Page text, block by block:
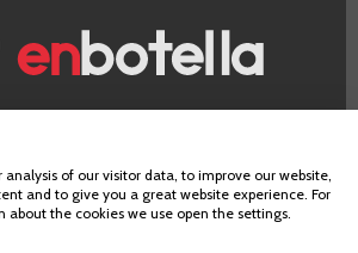
IR A LA BODEGA
de edad?
debes tener la edad legal de
lo cual es suficiente para
of our visitor data, to improve our website,
and to give you a great website experience. For
about the cookies we use open the settings.